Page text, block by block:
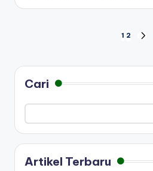
pos
1 2
Cari
Artikel Terbaru